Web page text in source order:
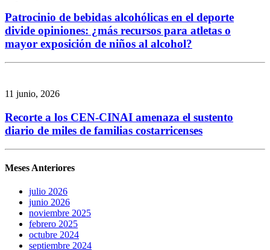
Patrocinio de bebidas alcohólicas en el deporte
divide opiniones: ¿más recursos para atletas o
mayor exposición de niños al alcohol?
11 junio, 2026
Recorte a los CEN-CINAI amenaza el sustento
diario de miles de familias costarricenses
Meses Anteriores
julio 2026
junio 2026
noviembre 2025
febrero 2025
octubre 2024
septiembre 2024